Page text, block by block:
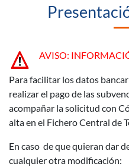
AVISO:
Para facilitar los datos
realizar el pago de las
acompañar la solicitud con
alta en el Fichero Central de
En caso de que quieran dar
cualquier otra modificación: